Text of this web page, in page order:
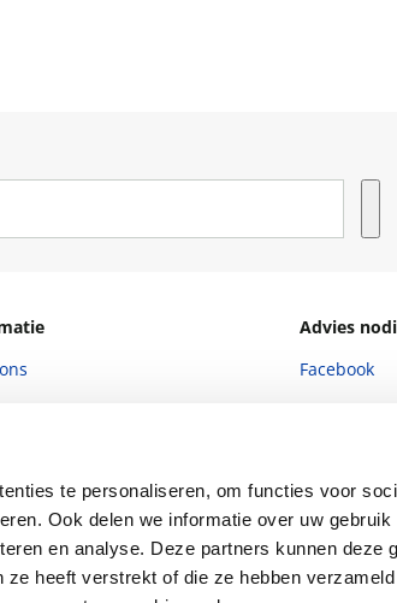
te personaliseren, om functies voor
Ook delen we informatie over uw
en analyse. Deze partners kunnen deze
heeft verstrekt of die ze hebben
en openingstijden
worden
Disclosure policy
Advies
Facebook
088 - 133